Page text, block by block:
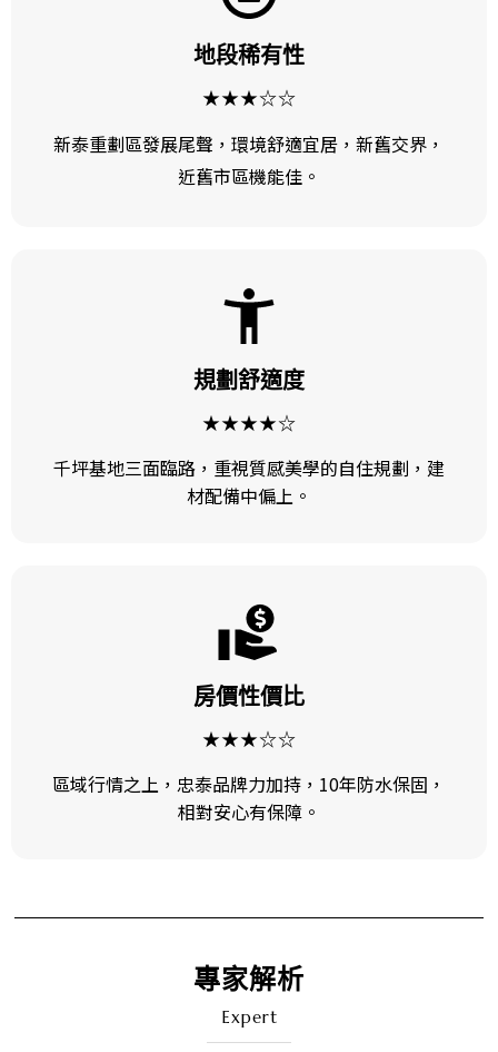
地段稀有性
★★★☆☆
新泰重劃區發展尾聲，環境舒適宜居，新舊交界，
近舊市區機能佳。
規劃舒適度
★★★★☆
千坪基地三面臨路，重視質感美學的自住規劃，建
材配備中偏上。
房價性價比
★★★☆☆
區域行情之上，忠泰品牌力加持，10年防水保固，
相對安心有保障。
專家解析
Expert